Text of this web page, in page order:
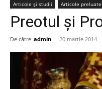
Articole şi studii Articole preluate
Preotul și
De către admin - 20 martie 2014